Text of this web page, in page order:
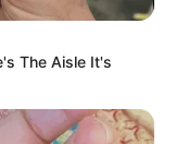
The Aisle It's